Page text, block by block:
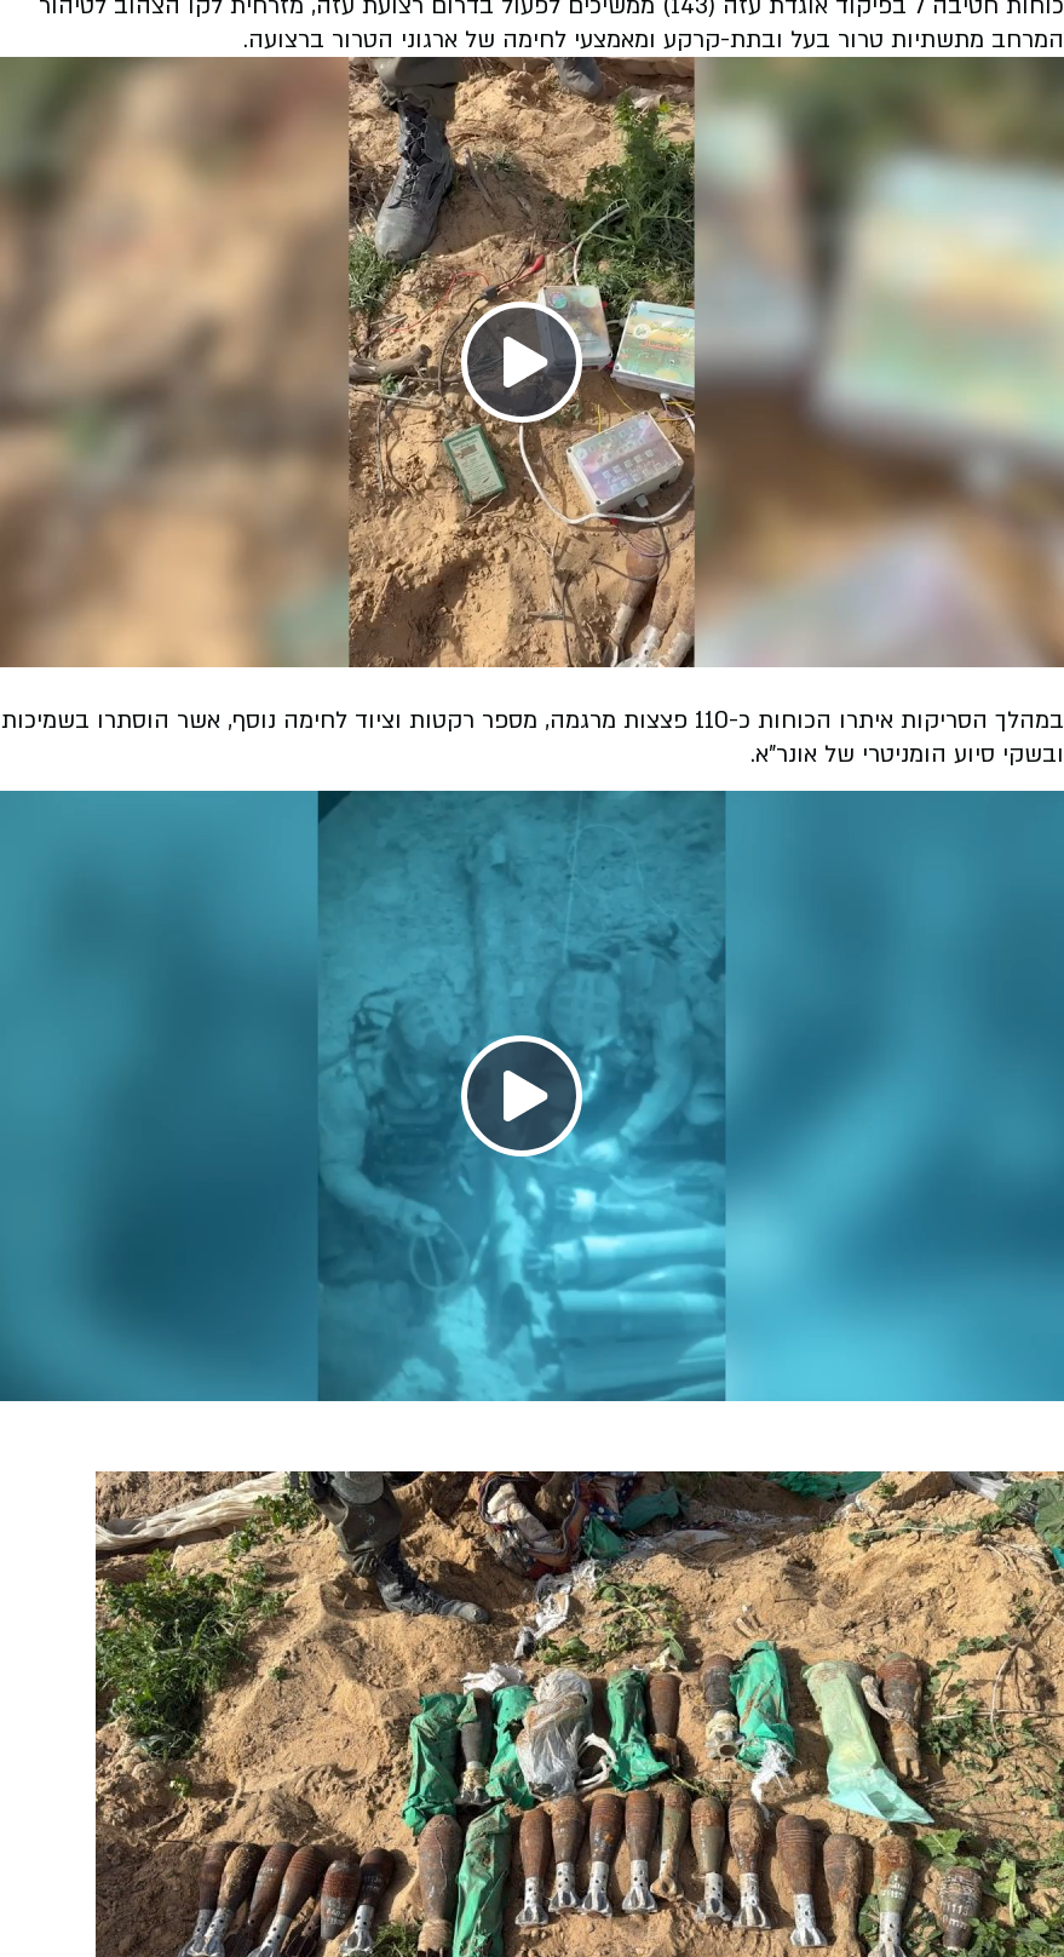
המרחב מתשתיות טרור בעל ובתת-קרקע ומאמצעי לחימה של ארגוני הטרור ברצועה.
Play
Video
במהלך הסריקות איתרו הכוחות כ-110 פצצות מרגמה, מספר רקטות וציוד לחימה נוסף, אשר הוסתרו בשמיכות
ובשקי סיוע הומניטרי של אונר"א.
Play
Video